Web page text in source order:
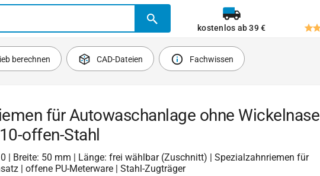
kostenlos ab 39 €
berechnen CAD-Dateien Fachwissen
für Autowaschanlage ohne Wickelnase
offen-Stahl
| Breite: 50 mm | Länge: frei wählbar (Zuschnitt) | Spezialzahnriemen für
| offene PU-Meterware | Stahl-Zugträger